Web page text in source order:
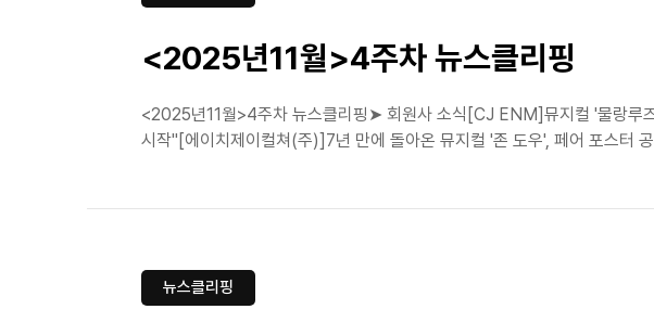
<2025년11월>4주차 뉴스클리핑
<2025년11월>4주차 뉴스클리핑➤ 회원사 소식[CJ ENM]뮤지컬 '물랑루
시작"[에이치제이컬쳐(주)]7년 만에 돌아온 뮤지컬 '존 도우', 페어 포스터
뉴스클리핑